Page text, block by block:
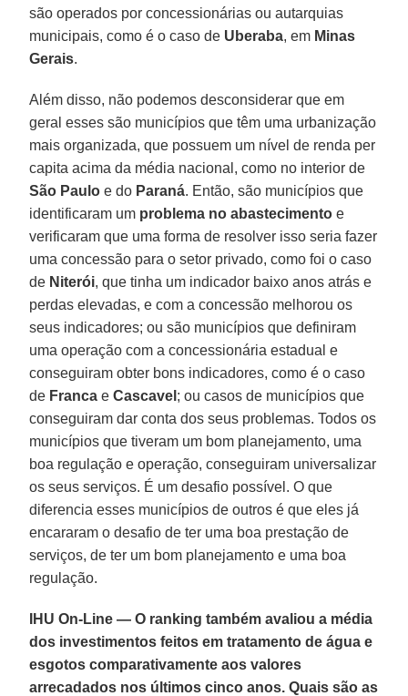
são operados por concessionárias ou autarquias
municipais, como é o caso de Uberaba, em Minas
Gerais.
Além disso, não podemos desconsiderar que em
geral esses são municípios que têm uma urbanização
mais organizada, que possuem um nível de renda per
capita acima da média nacional, como no interior de
São Paulo e do Paraná. Então, são municípios que
identificaram um problema no abastecimento e
verificaram que uma forma de resolver isso seria fazer
uma concessão para o setor privado, como foi o caso
de Niterói, que tinha um indicador baixo anos atrás e
perdas elevadas, e com a concessão melhorou os
seus indicadores; ou são municípios que definiram
uma operação com a concessionária estadual e
conseguiram obter bons indicadores, como é o caso
de Franca eCascavel ; ou casos de municípios que
conseguiram dar conta dos seus problemas. Todos os
municípios que tiveram um bom planejamento, uma
boa regulação e operação, conseguiram universalizar
os seus serviços. É um desafio possível. O que
diferencia esses municípios de outros é que eles já
encararam o desafio de ter uma boa prestação de
serviços, de ter um bom planejamento e uma boa
regulação.
IHU On-Line — O ranking também avaliou a média
dos investimentos feitos em tratamento de água e
esgotos comparativamente aos valores
arrecadados nos últimos cinco anos. Quais são as